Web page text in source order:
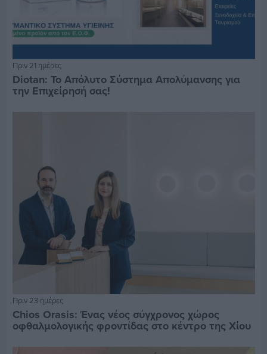
Πριν 21 ημέρες
Diotan: Το Απόλυτο Σύστημα Απολύμανσης για
την Επιχείρησή σας!
Πριν 23 ημέρες
Chios Orasis: Ένας νέος σύγχρονος χώρος
οφθαλμολογικής φροντίδας στο κέντρο της Χίου